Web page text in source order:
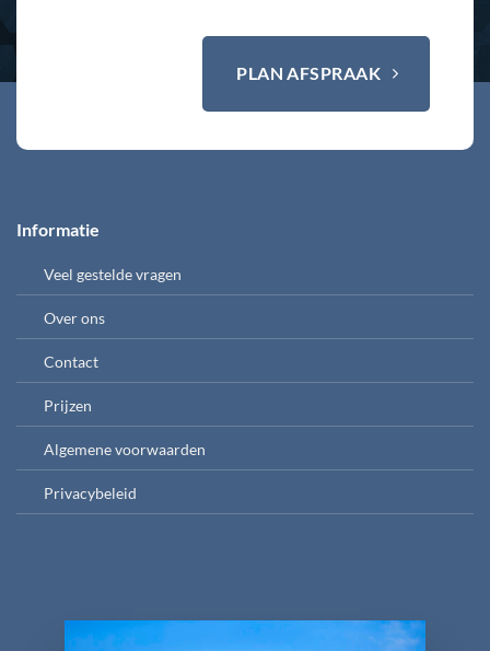
PLAN AFSPRAAK
Informatie
Veel gestelde vragen
Over ons
Contact
Prijzen
Algemene voorwaarden
Privacybeleid